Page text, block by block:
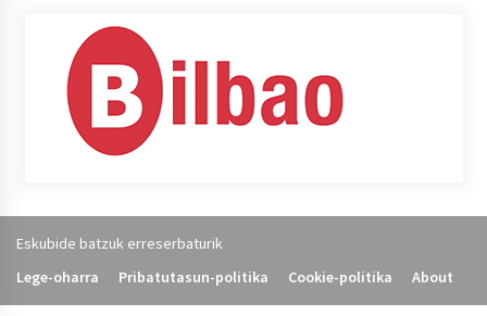
Eskubide batzuk erreserbaturik
Lege-oharra
Pribatutasun-politika Cookie-politika About